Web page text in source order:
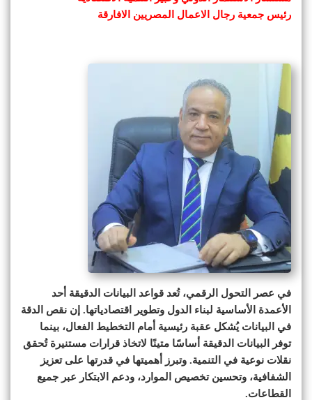
رئيس جمعية رجال الاعمال المصريين الافارقة
في عصر التحول الرقمي، تُعد قواعد البيانات الدقيقة أحد
الأعمدة الأساسية لبناء الدول وتطوير اقتصادياتها. إن نقص الدقة
في البيانات يُشكل عقبة رئيسية أمام التخطيط الفعال، بينما
توفر البيانات الدقيقة أساسًا متينًا لاتخاذ قرارات مستنيرة تُحقق
نقلات نوعية في التنمية. وتبرز أهميتها في قدرتها على تعزيز
الشفافية، وتحسين تخصيص الموارد، ودعم الابتكار عبر جميع
القطاعات.